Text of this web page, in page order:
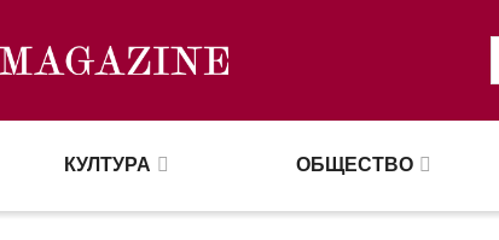
КУЛТУРА ОБЩЕСТВО